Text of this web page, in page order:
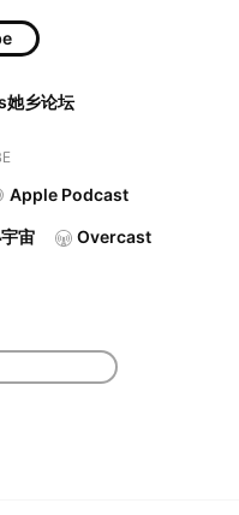
乡论坛
Apple Podcast
宙 Overcast